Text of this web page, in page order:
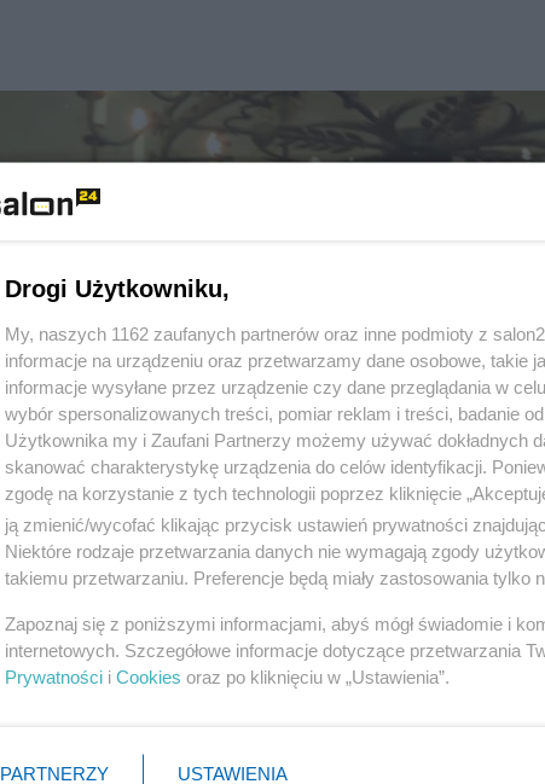
Drogi Użytkowniku,
My, naszych 1162 zaufanych partnerów oraz inne podmioty z
informacje na urządzeniu oraz przetwarzamy dane osobowe, takie
informacje wysyłane przez urządzenie czy dane przeglądania w
wybór spersonalizowanych treści, pomiar reklam i treści, badanie
Użytkownika my i Zaufani Partnerzy możemy używać dokładnych
skanować charakterystykę urządzenia do celów identyfikacji.
zgodę na korzystanie z tych technologii poprzez kliknięcie
ją zmienić/wycofać klikając przycisk ustawień prywatności
Niektóre rodzaje przetwarzania danych nie wymagają zgody
takiemu przetwarzaniu. Preferencje będą miały zastosowania tylko
Zapoznaj się z poniższymi informacjami, abyś mógł świadomie i
internetowych. Szczegółowe informacje dotyczące przetwarzania
Prywatności i Cookies oraz po kliknięciu w „Ustawienia”.
PARTNERZY USTAWIENIA